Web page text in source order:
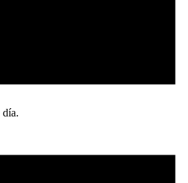
día.